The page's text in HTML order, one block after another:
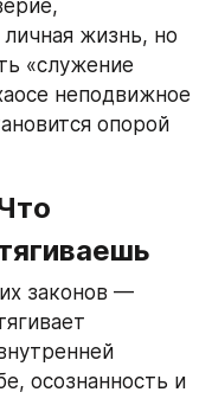
жизнь, но
«служение
неподвижное
опорой
законов —
осознанность и